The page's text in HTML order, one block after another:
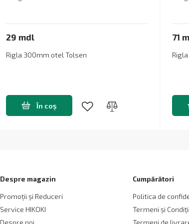
29 mdl
Rigla 300mm otel Tolsen
În coș
71
Despre magazin
Promoții și Reduceri
Service HIKOKI
Cumpărători
Politica de
Termeni și Сondiții